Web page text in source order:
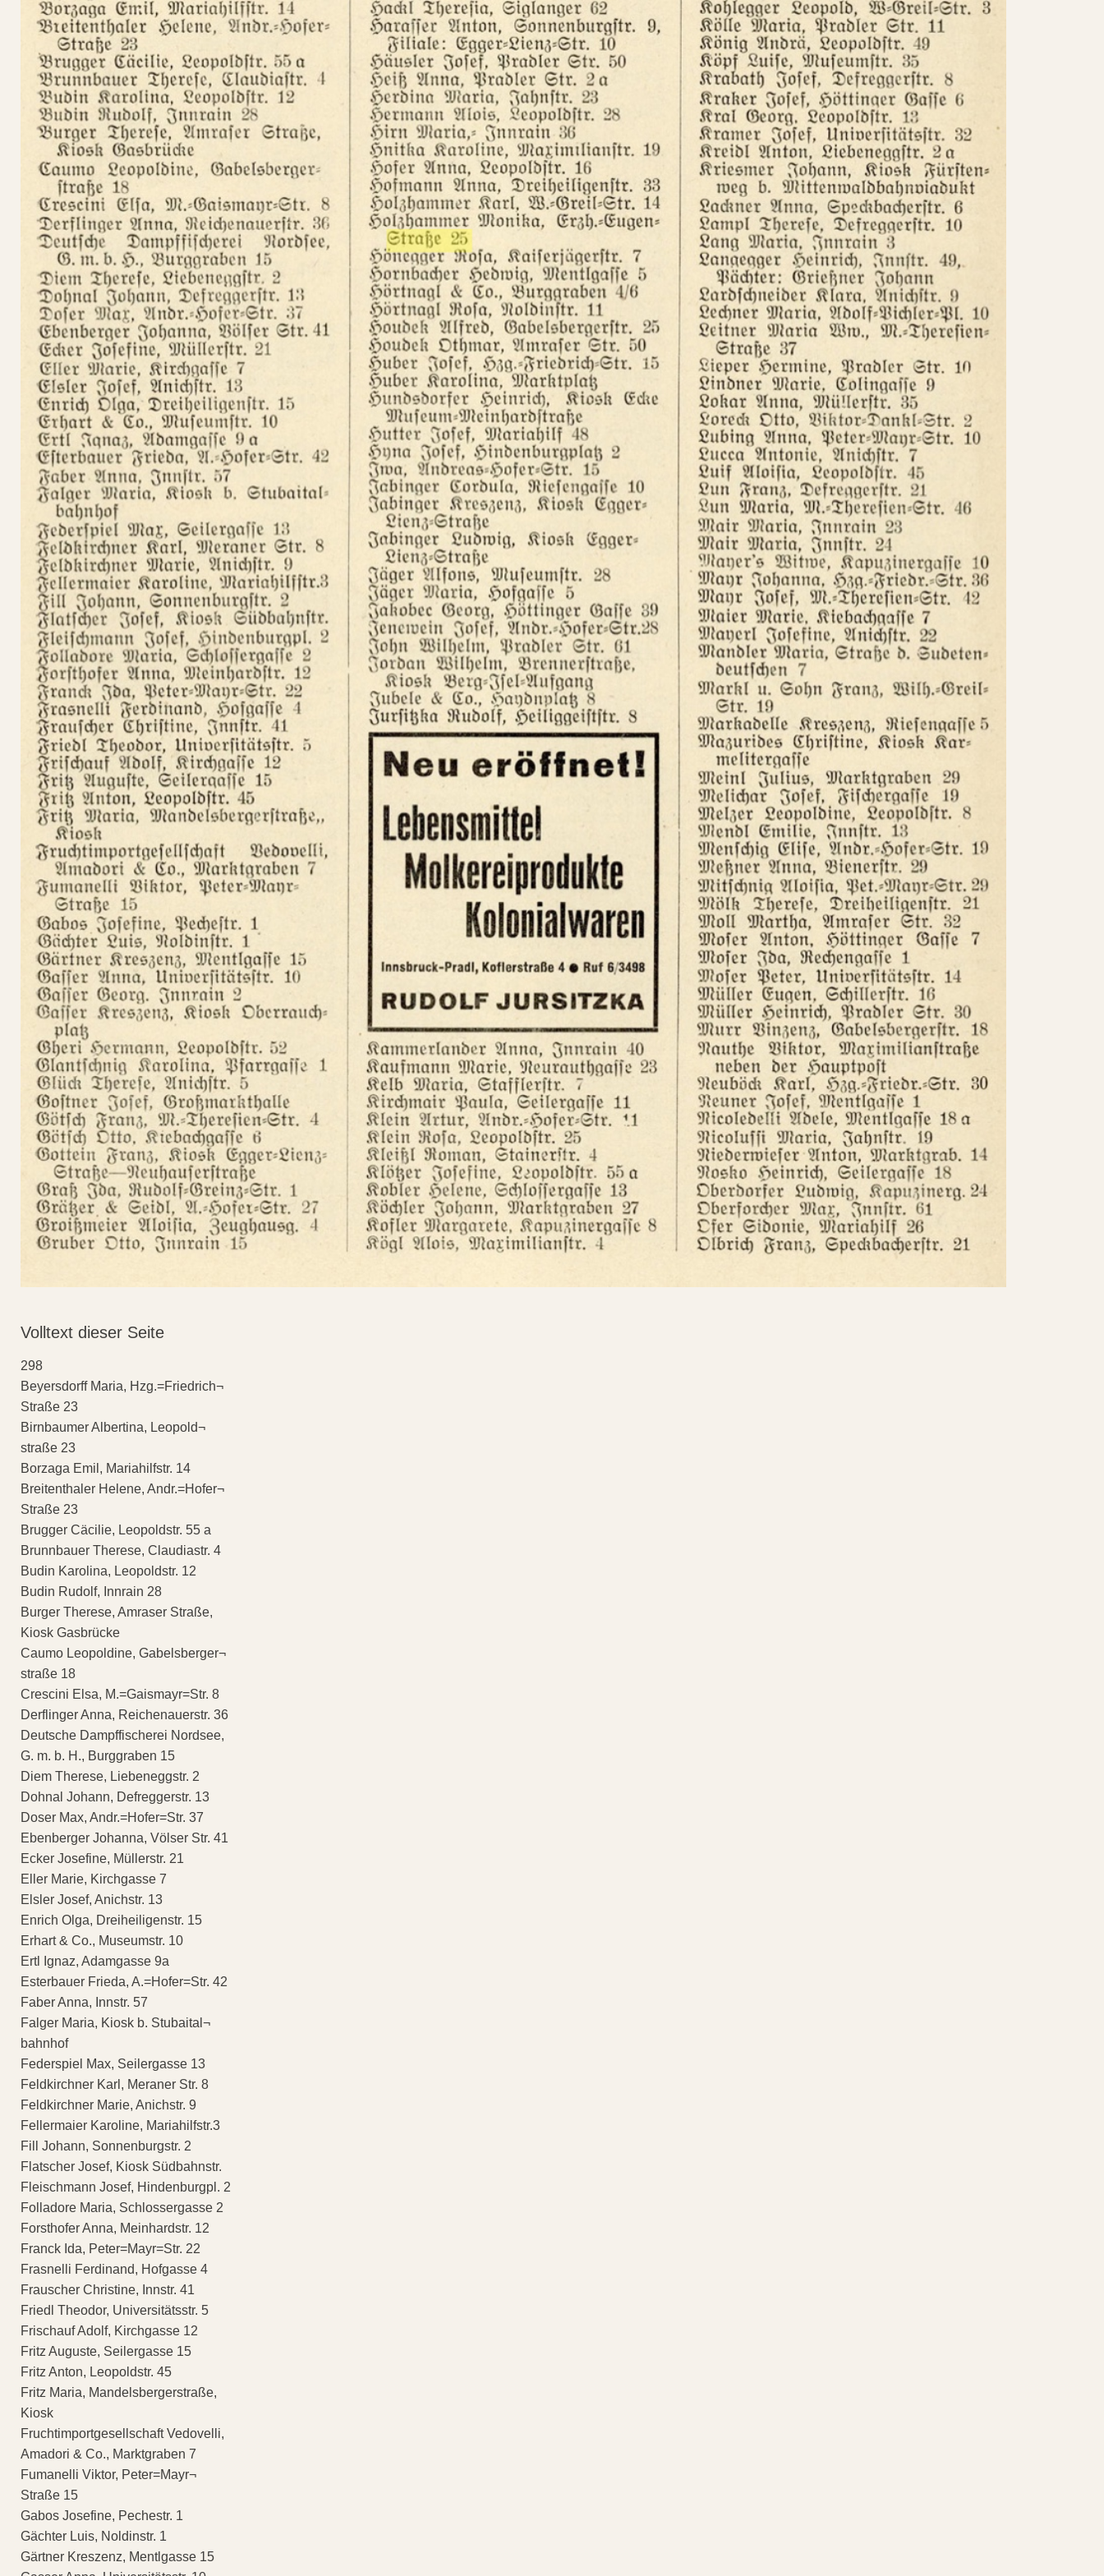
Volltext dieser Seite
298
Beyersdorff Maria, Hzg.=Friedrich¬
Straße 23
Birnbaumer Albertina, Leopold¬
straße 23
Borzaga Emil, Mariahilfstr. 14
Breitenthaler Helene, Andr.=Hofer¬
Straße 23
Brugger Cäcilie, Leopoldstr. 55 a
Brunnbauer Therese, Claudiastr. 4
Budin Karolina, Leopoldstr. 12
Budin Rudolf, Innrain 28
Burger Therese, Amraser Straße,
Kiosk Gasbrücke
Caumo Leopoldine, Gabelsberger¬
straße 18
Crescini Elsa, M.=Gaismayr=Str. 8
Derflinger Anna, Reichenauerstr. 36
Deutsche Dampffischerei Nordsee,
G. m. b. H., Burggraben 15
Diem Therese, Liebeneggstr. 2
Dohnal Johann, Defreggerstr. 13
Doser Max, Andr.=Hofer=Str. 37
Ebenberger Johanna, Völser Str. 41
Ecker Josefine, Müllerstr. 21
Eller Marie, Kirchgasse 7
Elsler Josef, Anichstr. 13
Enrich Olga, Dreiheiligenstr. 15
Erhart & Co., Museumstr. 10
Ertl Ignaz, Adamgasse 9a
Esterbauer Frieda, A.=Hofer=Str. 42
Faber Anna, Innstr. 57
Falger Maria, Kiosk b. Stubaital¬
bahnhof
Federspiel Max, Seilergasse 13
Feldkirchner Karl, Meraner Str. 8
Feldkirchner Marie, Anichstr. 9
Fellermaier Karoline, Mariahilfstr.3
Fill Johann, Sonnenburgstr. 2
Flatscher Josef, Kiosk Südbahnstr.
Fleischmann Josef, Hindenburgpl. 2
Folladore Maria, Schlossergasse 2
Forsthofer Anna, Meinhardstr. 12
Franck Ida, Peter=Mayr=Str. 22
Frasnelli Ferdinand, Hofgasse 4
Frauscher Christine, Innstr. 41
Friedl Theodor, Universitätsstr. 5
Frischauf Adolf, Kirchgasse 12
Fritz Auguste, Seilergasse 15
Fritz Anton, Leopoldstr. 45
Fritz Maria, Mandelsbergerstraße,
Kiosk
Fruchtimportgesellschaft Vedovelli,
Amadori & Co., Marktgraben 7
Fumanelli Viktor, Peter=Mayr¬
Straße 15
Gabos Josefine, Pechestr. 1
Gächter Luis, Noldinstr. 1
Gärtner Kreszenz, Mentlgasse 15